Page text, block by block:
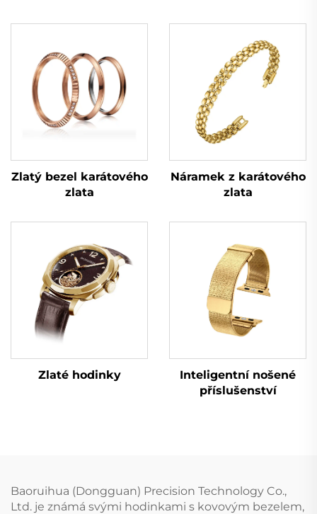
Zlatý bezel karátového
zlata
Náramek z karátového
zlata
Zlaté hodinky
Inteligentní nošené
příslušenství
Baoruihua (Dongguan) Precision Technology Co.,
Ltd. je známá svými hodinkami s kovovým bezelem,